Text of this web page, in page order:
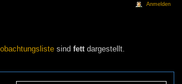
sind fettdargestellt.
Anmelden